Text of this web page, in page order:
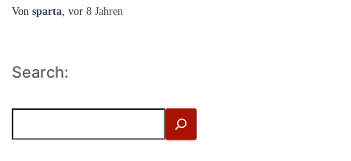
Von sparta, vor 8 Jahren
Search: